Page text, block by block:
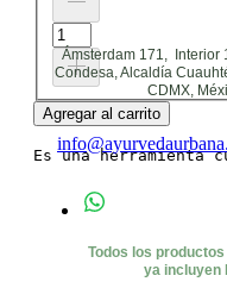
Agregar al carrito
Es una herramienta
Ámsterdam 171, Interior
Condesa, Alcaldía
CDMX,
Todos los
ya incluyen